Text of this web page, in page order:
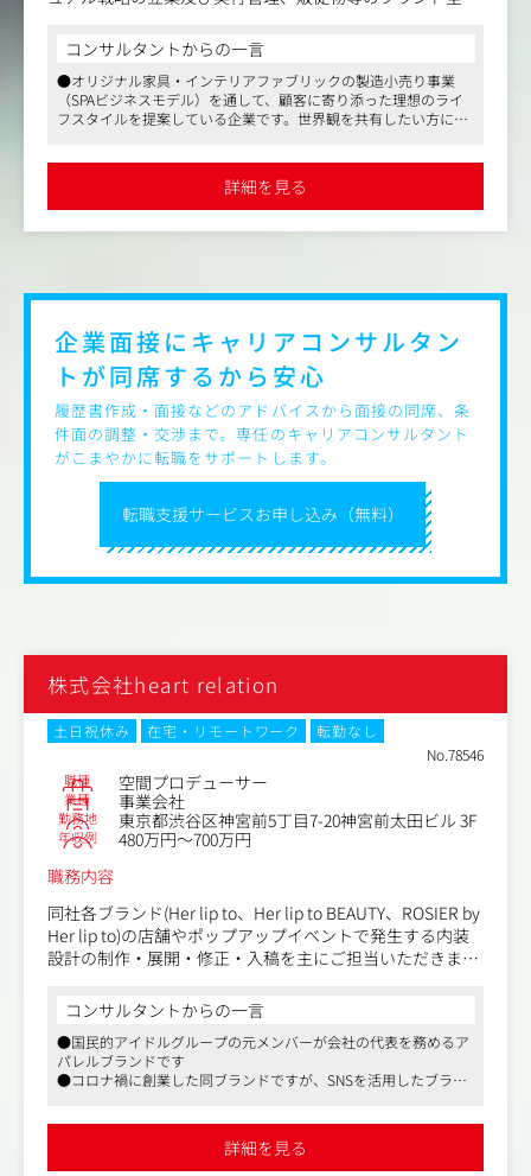
します。
＜具体的には＞
・ブランドコンセプトに基づき、ビジュアル戦略を立案
・戦略に基づき、広告、販促物、VP・内装等の店舗ビジュ
・EC、SNS等の外部に発信する全てのビジュアルディレク
品が占めております。
コンサルタントからの一言
●オリジナル家具・インテリアファブリックの製造小売り事業
（SPAビジネスモデル）を通して、顧客に寄り添った理想のライ
フスタイルを提案している企業です。世界観を共有したい方には
●就業環境も安定しており、平均残業時間は月30時間で、22時以
降の残業は原則禁止、毎週水曜日はノー残業デーを実施していま
す
詳細を見る
転職支援サービスお申し込み（無料）
企業面接にキャリアコンサルタン
トが同席するから安心
履歴書作成・面接などのアドバイスから面接の同席、条
件面の調整・交渉まで。専任のキャリアコンサルタント
がこまやかに転職をサポートします。
株式会社heart relation
土日祝休み 在宅・リモートワーク
転勤なし
No.78546
職種 空間プロデューサー
業種 事業会社
勤務地 東京都渋谷区神宮前5丁目7-20神宮前太田ビル 3F
年収例
480万円～700万円
職務内容
同社各ブランド(Her lip to、Her lip to BEAUTY、ROSIER by
Her lip to)の店舗やポップアップイベントで発生する内装
設計の制作・展開・修正・入稿を主にご担当いただきま
プロデューサーとしてデザイナーと連携しながら「ただ指
示を受けて描く」のではなく、自分のアイデアを提案し、
事業部とともに「空間をつくっていく」醍醐味が味わえま
す。
コンサルタントからの一言
●国民的アイドルグループの元メンバーが会社の代表を務めるア
パレルブランドです
●コロナ禍に創業した同ブランドですが、SNSを活用したブラン
●ブランドに誇りを持って働いている社員が多く在籍しており、
詳細を見る